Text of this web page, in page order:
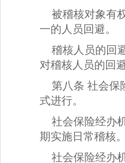
被稽核对象有
一的人员回避。
稽核人员的回
对稽核人员的回
第八条 社会保
式进行。
社会保险经办
期实施日常稽核。
社会保险经办